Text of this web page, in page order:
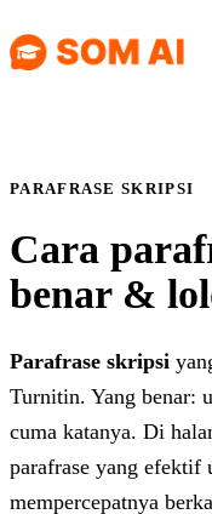
PARAFRASE SKRIPSI
Cara
benar &
Parafrase skripsi
Turnitin. Yang benar:
cuma katanya. Di
parafrase yang
mempercepatnya